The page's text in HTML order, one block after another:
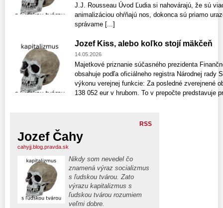
J.J. Rousseau Úvod Ľudia si nahovárajú, že sú
animalizáciou ohŕňajú nos, dokonca sú priamo
správame [...]
Jozef Kiss, alebo koľko stojí mäkčeň
14.05.2026
Majetkové priznanie súčasného prezidenta
obsahuje podľa oficiálneho registra Národnej rady
výkonu verejnej funkcie: Za posledné zverejnené
138 052 eur v hrubom. To v prepočte predstavuje
RSS
Jozef Čahy
cahyjj.blog.pravda.sk
Nikdy som nevedel čo
znamená výraz socializmus
s ľudskou tvárou. Zato
výrazu kapitalizmus s
ľudskou tvárou rozumiem
veľmi dobre.